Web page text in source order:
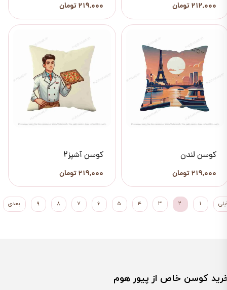
۲۱۲,۰۰۰ تومان ۲۱۹,۰۰۰ تومان
کوسن لندن
۲۱۹,۰۰۰ تومان
کوسن آشپز2
۲۱۹,۰۰۰ تومان
۱ ۲ ۳ ۴ ۵ ۶ ۷ ۸ ۹ بعدی
کوسن خاص از پیور هوم